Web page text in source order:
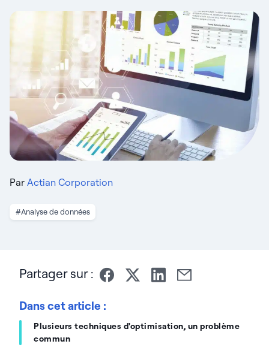
Ressources
Par Actian Corporation
#Analyse de données
Partager sur :
Dans cet article :
Plusieurs techniques d'optimisation, un problème
commun